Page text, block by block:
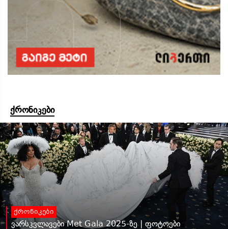
ქრონიკები
ქრონიკები
ვარსკვლავები Met Gala 2025-ზე | ფოტოები